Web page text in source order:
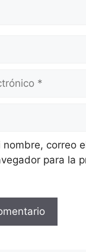
nombre, correo
para la